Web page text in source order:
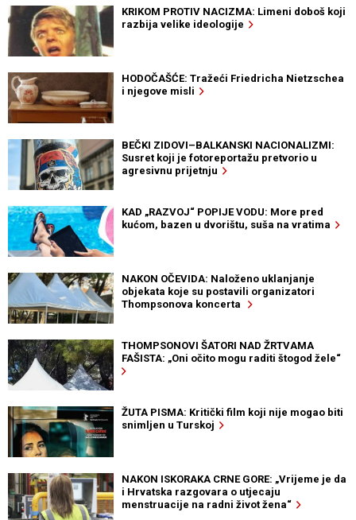
KRIKOM PROTIV NACIZMA: Limeni doboš koji
razbija velike ideologije
HODOČAŠĆE: Tražeći Friedricha Nietzschea
i njegove misli
BEČKI ZIDOVI–BALKANSKI NACIONALIZMI:
Susret koji je fotoreportažu pretvorio u
agresivnu prijetnju
KAD „RAZVOJ“ POPIJE VODU: More pred
kućom, bazen u dvorištu, suša na vratima
NAKON OČEVIDA: Naloženo uklanjanje
objekata koje su postavili organizatori
Thompsonova koncerta
THOMPSONOVI ŠATORI NAD ŽRTVAMA
FAŠISTA: „Oni očito mogu raditi štogod žele“
ŽUTA PISMA: Kritički film koji nije mogao biti
snimljen u Turskoj
NAKON ISKORAKA CRNE GORE: „Vrijeme je da
i Hrvatska razgovara o utjecaju
menstruacije na radni život žena“